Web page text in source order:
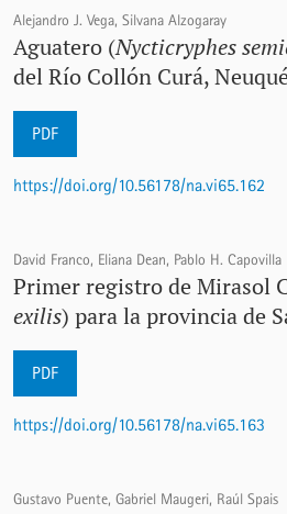
Alejandro J. Vega, Silvana Alzogaray
Aguatero (Nycticryphes
del Río Collón Curá,
PDF
https://doi.org/10.56178/na.vi65.162
David Franco, Eliana Dean, Pablo H. Capovilla
Primer registro de Mirasol
exilis) para la provincia de
PDF
https://doi.org/10.56178/na.vi65.163
Gustavo Puente, Gabriel Maugeri, Raúl Spais